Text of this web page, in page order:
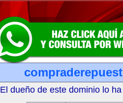
El dueño de este dominio lo